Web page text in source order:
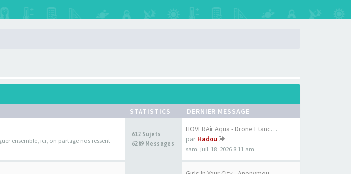
STATISTICS DERNIER MESSAGE
ensemble, ici, on partage nos ressent
612 Sujets
6289 Messages
HOVERAir Aqua - Drone Etanche…
par Hadou
sam. juil. 18, 2026 8:11 am